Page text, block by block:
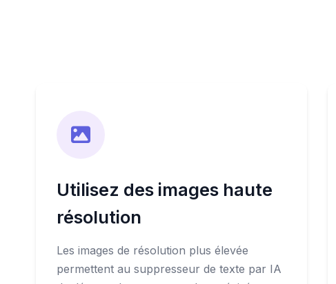
Utilisez des images haute
résolution
Les images de résolution plus élevée
permettent au suppresseur de texte par IA